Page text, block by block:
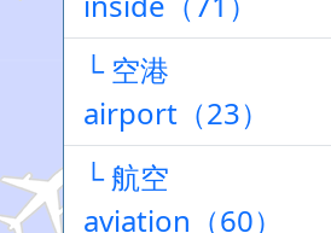
└ 空港
airport（23）
└ 航空
aviation（60）